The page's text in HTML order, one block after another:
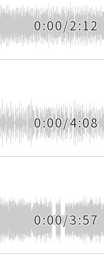
0:00/2:12
0:00/4:08
0:00/3:57